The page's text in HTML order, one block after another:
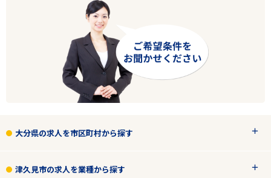
大分
大分県の求人を市区町村から探す
津久見市の求人を業種から探す